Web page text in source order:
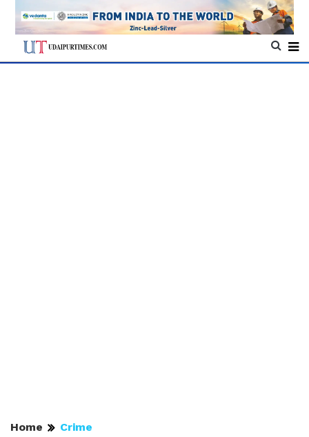
Home Crime